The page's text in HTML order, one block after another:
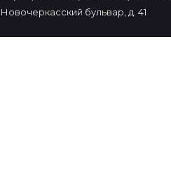
Новочеркасский бульвар, д. 41